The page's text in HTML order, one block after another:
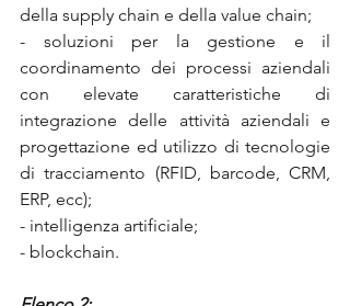
della supply chain e della value chain;
- soluzioni per la gestione e il
coordinamento dei processi aziendali
con elevate caratteristiche di
integrazione delle attività aziendali e
progettazione ed utilizzo di tecnologie
di tracciamento (RFID, barcode, CRM,
ERP, ecc);
- intelligenza artificiale;
- blockchain.